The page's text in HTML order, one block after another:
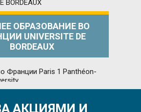
ОБРАЗОВАНИЕ ВО
UNIVERSITE DE
BORDEAUX
ВО ФРАНЦИИ PARIS 1
АКЦИЯМИ И